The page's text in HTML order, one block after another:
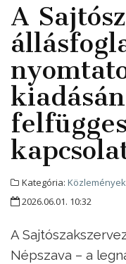
A
Kategória: Közlemények
2026.06.01. 10:32
A
Népszava – a